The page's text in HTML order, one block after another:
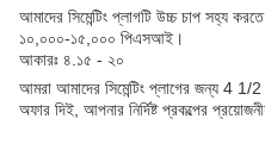
আমাদের সিমেন্টিং প্লাগটি উচ্চ চাপ সহ্য
১০,০০০-১৫,০০০ পিএসআই।
আকারঃ ৪.১৫ - ২০
আমরা আমাদের সিমেন্টিং প্লাগের জন্য 4 1/
অফার দিই, আপনার নির্দিষ্ট প্রকল্পের